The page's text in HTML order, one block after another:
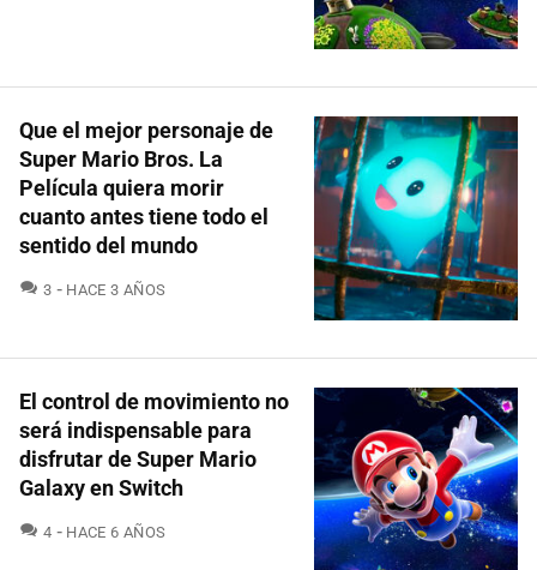
Que el mejor personaje de
Super Mario Bros. La
Película quiera morir
cuanto antes tiene todo el
sentido del mundo
3 COMENTARIOS
HACE 3 AÑOS
El control de movimiento no
será indispensable para
disfrutar de Super Mario
Galaxy en Switch
4 COMENTARIOS
HACE 6 AÑOS